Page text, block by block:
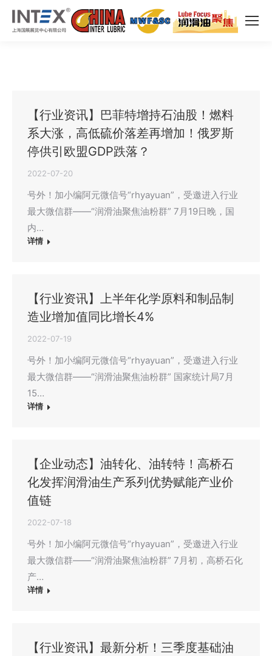
【行业资讯】巴菲特增持石油股！燃料
系大涨，高低硫价落差再增加！俄罗斯
停供引欧盟GDP跌落？
2022-07-20
号外！加小编阿元微信号“rhyayuan”，受邀进入行业
最大微信群——“润滑油聚焦油粉群” 7月19日晚，国
内…
详情
【行业资讯】上半年化学原料和制品制
造业增加值同比增长4%
2022-07-19
号外！加小编阿元微信号“rhyayuan”，受邀进入行业
最大微信群——“润滑油聚焦油粉群” 国家统计局7月
15…
详情
【企业动态】油转化、油转特！高桥石
化发挥润滑油生产系列优势赋能产业价
值链
2022-07-18
号外！加小编阿元微信号“rhyayuan”，受邀进入行业
最大微信群——“润滑油聚焦油粉群” 7月初，高桥石化
产…
详情
【行业资讯】最新分析！三季度基础油